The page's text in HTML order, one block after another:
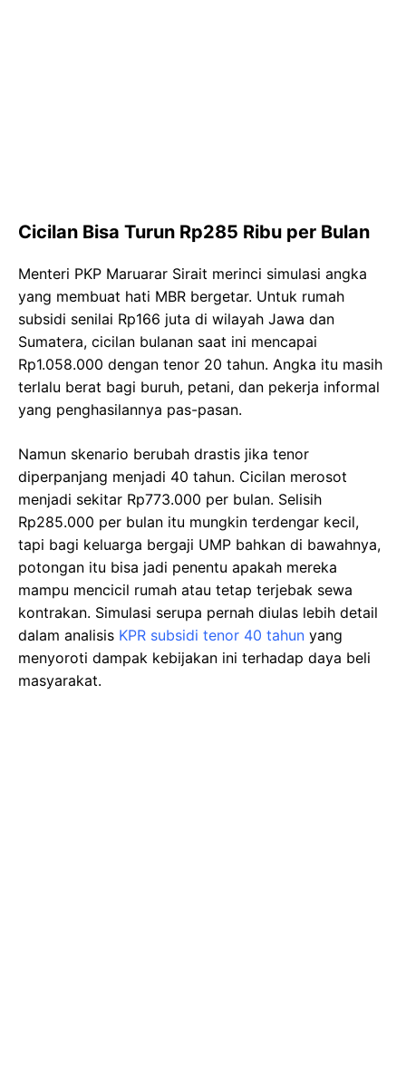
Cicilan Bisa Turun Rp285 Ribu per Bulan
Menteri PKP Maruarar Sirait merinci simulasi angka
yang membuat hati MBR bergetar. Untuk rumah
subsidi senilai Rp166 juta di wilayah Jawa dan
Sumatera, cicilan bulanan saat ini mencapai
Rp1.058.000 dengan tenor 20 tahun. Angka itu masih
terlalu berat bagi buruh, petani, dan pekerja informal
yang penghasilannya pas-pasan.
Namun skenario berubah drastis jika tenor
diperpanjang menjadi 40 tahun. Cicilan merosot
menjadi sekitar Rp773.000 per bulan. Selisih
Rp285.000 per bulan itu mungkin terdengar kecil,
tapi bagi keluarga bergaji UMP bahkan di bawahnya,
potongan itu bisa jadi penentu apakah mereka
mampu mencicil rumah atau tetap terjebak sewa
kontrakan. Simulasi serupa pernah diulas lebih detail
dalam analisis KPR subsidi tenor 40 tahun yang
menyoroti dampak kebijakan ini terhadap daya beli
masyarakat.